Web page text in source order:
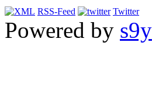
RSS-Feed Twitter
Powered by s9y